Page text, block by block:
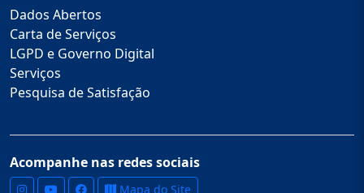
Dados Abertos
Carta de Serviços
LGPD e Governo Digital
Serviços
Pesquisa de Satisfação
Acompanhe nas redes sociais
Mapa do Site